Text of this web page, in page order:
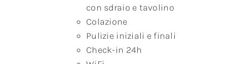
con sdraio e tavolino
Colazione
Pulizie iniziali e finali
Check-in 24h